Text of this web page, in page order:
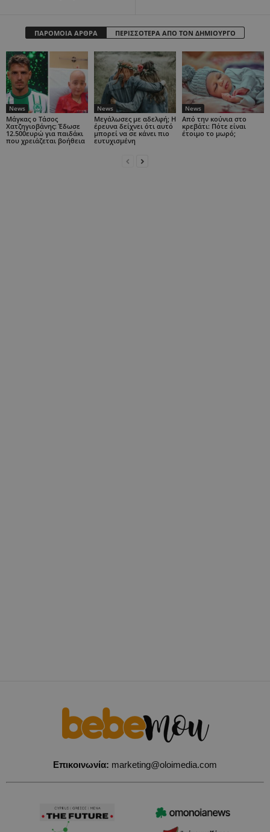
ΠΑΡΟΜΟΙΑ ΑΡΘΡΑ ΠΕΡΙΣΣΟΤΕΡΑ ΑΠΟ ΤΟΝ ΔΗΜΙΟΥΡΓΟ
News
Μάγκας ο Τάσος
Χατζηγιοβάνης: Έδωσε
12.500ευρώ για παιδάκι
που χρειάζεται βοήθεια
News
Μεγάλωσες με αδελφή; Η
έρευνα δείχνει ότι αυτό
μπορεί να σε κάνει πιο
ευτυχισμένη
News
Από την κούνια στο
κρεβάτι: Πότε είναι
έτοιμο το μωρό;
Επικοινωνία: marketing@oloimedia.com